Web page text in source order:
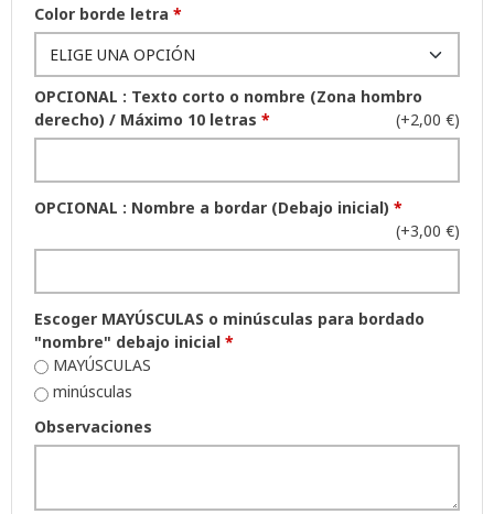
Color borde letra *
OPCIONAL : Texto corto o nombre (Zona hombro
derecho) / Máximo 10 letras * (+2,00 €)
OPCIONAL : Nombre a bordar (Debajo inicial) *
(+3,00 €)
Escoger MAYÚSCULAS o minúsculas para bordado
"nombre" debajo inicial *
MAYÚSCULAS
minúsculas
Observaciones